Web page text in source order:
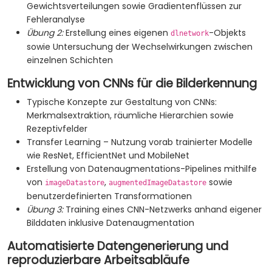
Gewichtsverteilungen sowie Gradientenflüssen zur
Fehleranalyse
Übung 2:Erstellung eines eigenen dlnetwork-Objekts
sowie Untersuchung der Wechselwirkungen zwischen
einzelnen Schichten
Entwicklung von CNNs für die Bilderkennung
Typische Konzepte zur Gestaltung von CNNs:
Merkmalsextraktion, räumliche Hierarchien sowie
Rezeptivfelder
Transfer Learning – Nutzung vorab trainierter Modelle
wie ResNet, EfficientNet und MobileNet
Erstellung von Datenaugmentations-Pipelines mithilfe
von imageDatastore, augmentedImageDatastore sowie
benutzerdefinierten Transformationen
Übung 3:Training eines CNN-Netzwerks anhand eigener
Bilddaten inklusive Datenaugmentation
Automatisierte Datengenerierung und
reproduzierbare Arbeitsabläufe